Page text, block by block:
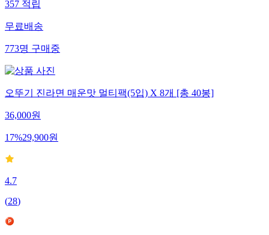
357적립
무료배송
773명구매중
오뚜기 진라면 매운맛 멀티팩(5입) X 8개 [총 40봉]
36,000원
17%29,900원
4.7
(28)